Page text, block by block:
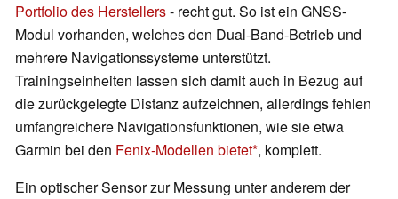
Portfolio des Herstellers- recht gut. So ist ein GNSS-
Modul vorhanden, welches den Dual-Band-Betrieb und
mehrere Navigationssysteme unterstützt.
Trainingseinheiten lassen sich damit auch in Bezug auf
die zurückgelegte Distanz aufzeichnen, allerdings fehlen
umfangreichere Navigationsfunktionen, wie sie etwa
Garmin bei den Fenix-Modellen bietet , komplett.
Ein optischer Sensor zur Messung unter anderem der